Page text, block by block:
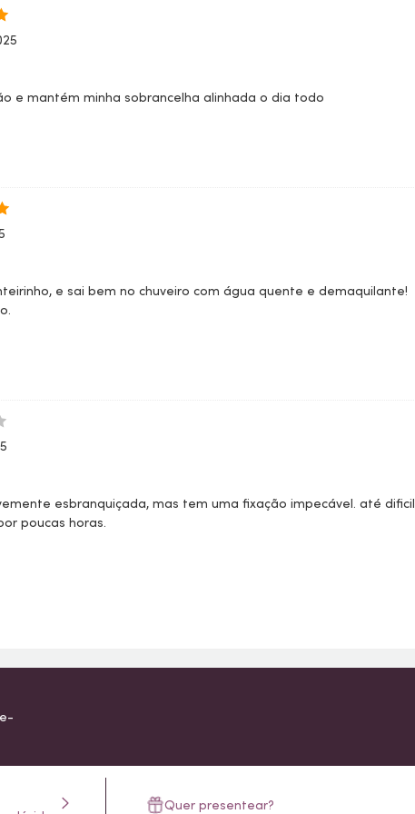
e mantém minha sobrancelha alinhada o dia todo
e sai bem no chuveiro com água quente e demaquilante!
esbranquiçada, mas tem uma fixação impecável. até dificil
poucas horas.
Quer presentear?